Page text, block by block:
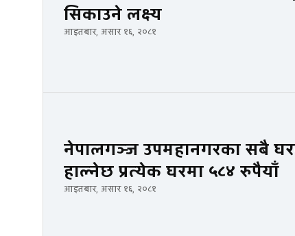
सिकाउने लक्ष्य
आइतबार, असार १६, २०८१
नेपालगञ्ज उपमहानगरका सबै
हाल्नेछ प्रत्येक घरमा ५८४ रुपैयाँ
आइतबार, असार १६, २०८१